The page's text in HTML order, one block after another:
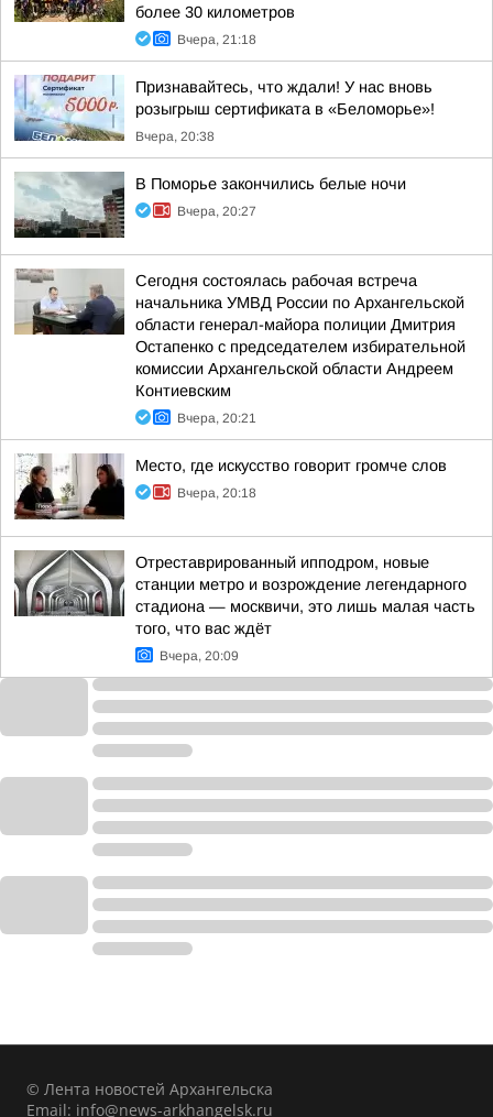
более 30 километров
Вчера, 21:18
Признавайтесь, что ждали! У нас вновь
розыгрыш сертификата в «Беломорье»!
Вчера, 20:38
В Поморье закончились белые ночи
Вчера, 20:27
Сегодня состоялась рабочая встреча
начальника УМВД России по Архангельской
области генерал-майора полиции Дмитрия
Остапенко с председателем избирательной
комиссии Архангельской области Андреем
Контиевским
Вчера, 20:21
Место, где искусство говорит громче слов
Вчера, 20:18
Отреставрированный ипподром, новые
станции метро и возрождение легендарного
стадиона — москвичи, это лишь малая часть
того, что вас ждёт
Вчера, 20:09
© Лента новостей Архангельска
Email: info@news-arkhangelsk.ru